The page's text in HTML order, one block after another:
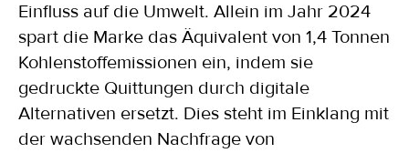
Einfluss auf die Umwelt. Allein im Jahr 2024
spart die Marke das Äquivalent von 1,4 Tonnen
Kohlenstoffemissionen ein, indem sie
gedruckte Quittungen durch digitale
Alternativen ersetzt. Dies steht im Einklang mit
der wachsenden Nachfrage von